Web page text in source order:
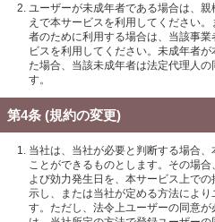
ユーザーが未成年者である場合は、
えで本サービスを利用してください
者のために利用する場合は、当該事
ビスを利用してください。未成年者
た場合、当該未成年者は法定代理人
す。
第4条 (規約の変更)
当社は、当社が必要と判断する場合
ことができるものとします。その場
よび効力発生日を、本サービス上で
示し、または当社が定める方法によ
す。ただし、法令上ユーザーの同意